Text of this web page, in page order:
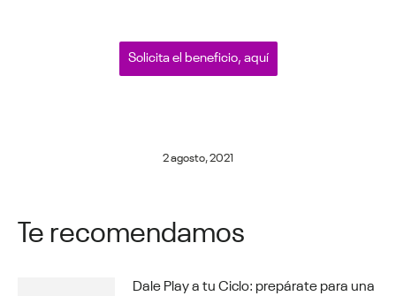
Solicita el beneficio, aquí
2 agosto, 2021
Te recomendamos
Dale Play a tu Ciclo: prepárate para una